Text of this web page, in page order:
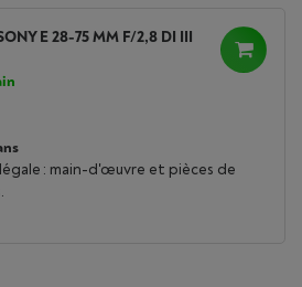
E 28-75 MM F/2,8 DI III
: main-d'œuvre et pièces de